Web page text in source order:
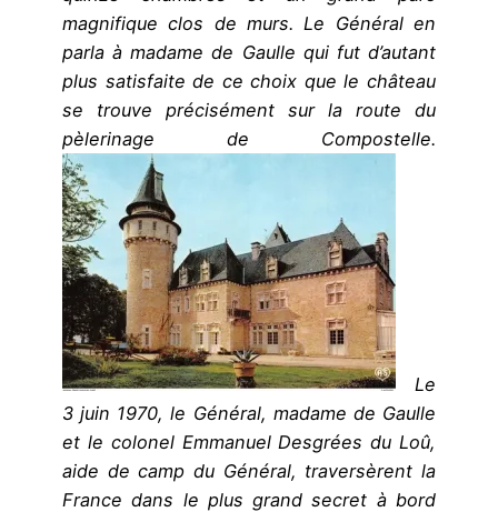
magnifique clos de murs. Le Général en
parla à madame de Gaulle qui fut d’autant
plus satisfaite de ce choix que le château
se trouve précisément sur la route du
pèlerinage de Compostelle.
Le
3 juin 1970, le Général, madame de Gaulle
et le colonel Emmanuel Desgrées du Loû,
aide de camp du Général, traversèrent la
France dans le plus grand secret à bord